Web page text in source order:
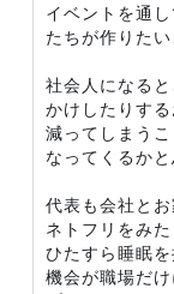
イベントを通
たちが作りたい
社会人になる
かけしたりす
減ってしまう
なってくるかと
代表も会社と
ネトフリをみた
ひたすら睡眠
機会が職場だ